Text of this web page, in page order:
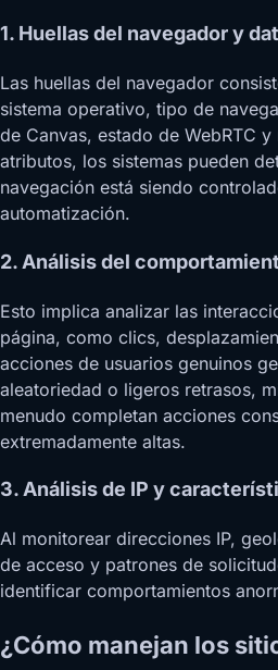
1. Huellas del navegador y
Las huellas del navegador
sistema operativo, tipo de
de Canvas, estado de WebRTC
atributos, los sistemas pueden
navegación está siendo
automatización.
2. Análisis del
Esto implica analizar las
página, como clics,
acciones de usuarios genuinos
aleatoriedad o ligeros retrasos,
menudo completan acciones
extremadamente altas.
3. Análisis de IP y
Al monitorear direcciones IP,
de acceso y patrones de
identificar comportamientos
¿Cómo manejan los